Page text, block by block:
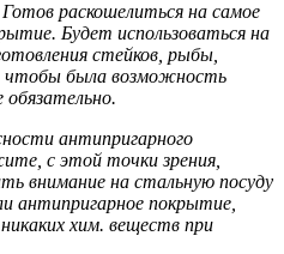
раскошелиться на самое
Будет использоваться на
стейков, рыбы,
чтобы была возможность
обязательно.
антипригарного
с этой точки зрения,
внимание на стальную посуду
антипригарное покрытие,
хим. веществ при